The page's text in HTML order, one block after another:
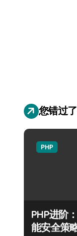
您错过了
PHP
PHP进阶
能安全策